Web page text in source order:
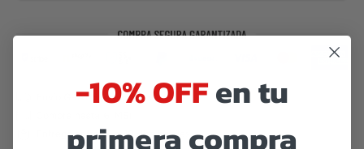
-10% OFFen tu
primera compra